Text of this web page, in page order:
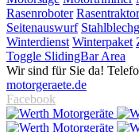
Rasenroboter Rasentraktor
Seitenauswurf
Winterdienst Winterpaket
Toggle SlidingBar Area
Wir sind für Sie da!
motorgeraete.de
Facebook